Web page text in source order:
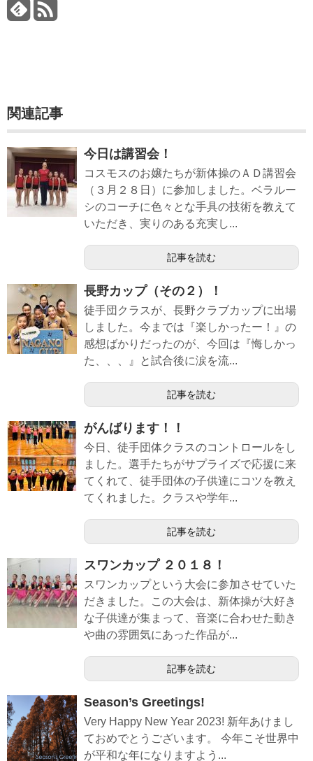
関連記事
今日は講習会！
コスモスのお嬢たちが新体操のＡＤ講習会
（３月２８日）に参加しました。ベラルー
シのコーチに色々とな手具の技術を教えて
いただき、実りのある充実し...
記事を読む
長野カップ（その２）！
徒手団クラスが、長野クラブカップに出場
しました。今までは『楽しかったー！』の
感想ばかりだったのが、今回は『悔しかっ
た、、、』と試合後に涙を流...
記事を読む
がんばります！！
今日、徒手団体クラスのコントロールをし
ました。選手たちがサプライズで応援に来
てくれて、徒手団体の子供達にコツを教え
てくれました。クラスや学年...
記事を読む
スワンカップ ２０１８！
スワンカップという大会に参加させていた
だきました。この大会は、新体操が大好き
な子供達が集まって、音楽に合わせた動き
や曲の雰囲気にあった作品が...
記事を読む
Season’s Greetings!
Very Happy New Year 2023! 新年あけまし
ておめでとうございます。 今年こそ世界中
が平和な年になりますよう...